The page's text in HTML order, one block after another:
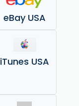
eBay USA
iTunes USA